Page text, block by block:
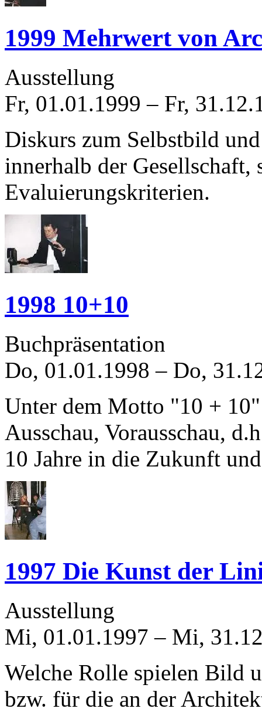
1999 Mehrwert von
Ausstellung
Fr, 01.01.1999 – Fr,
Diskurs zum Selbstbild
innerhalb der
Evaluierungskriterien.
1998 10+10
Buchpräsentation
Do, 01.01.1998 – Do,
Unter dem Motto "10 +
Ausschau, Vorausschau,
10 Jahre in die Zukunft
1997 Die Kunst der
Ausstellung
Mi, 01.01.1997 – Mi,
Welche Rolle spielen Bild
bzw. für die an der